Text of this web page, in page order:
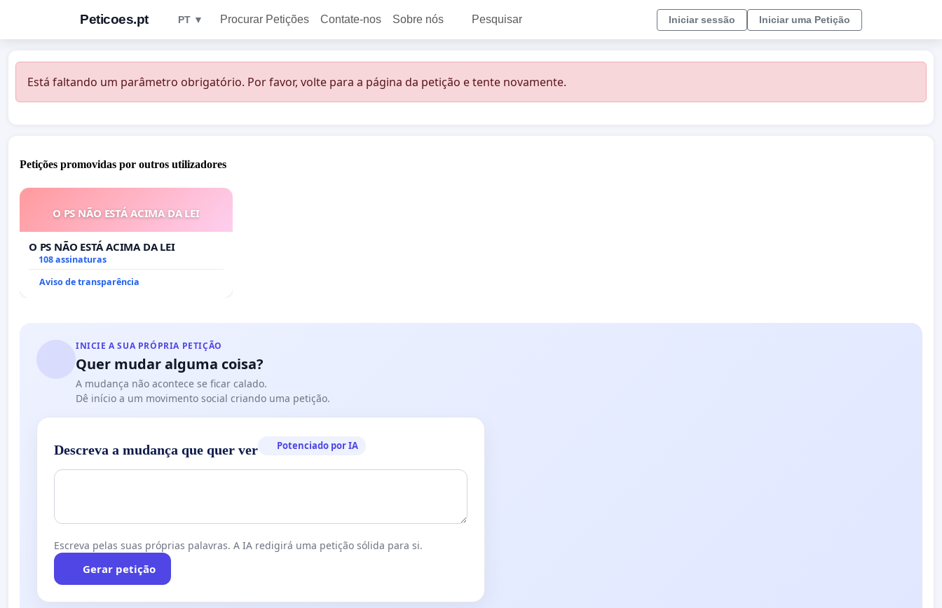
Peticoes.pt PT ▼ Procurar Petições Contate-nos Sobre nós Pesquisar Iniciar sessão Iniciar uma Petição
Está faltando um parâmetro obrigatório. Por favor, volte para a página da petição e tente novamente.
Petições promovidas por outros utilizadores
O PS NÃO ESTÁ ACIMA DA LEI
O PS NÃO ESTÁ ACIMA DA LEI
108 assinaturas
Aviso de transparência
INICIE A SUA PRÓPRIA PETIÇÃO
Quer mudar alguma coisa?
A mudança não acontece se ficar calado.
Dê início a um movimento social criando uma petição.
Descreva a mudança que quer ver Potenciado por IA
Escreva pelas suas próprias palavras. A IA redigirá uma petição sólida para si.
Gerar petição